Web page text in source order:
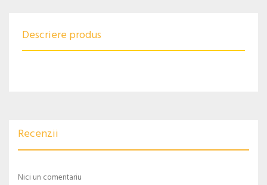
Descriere produs
Recenzii
Nici un comentariu